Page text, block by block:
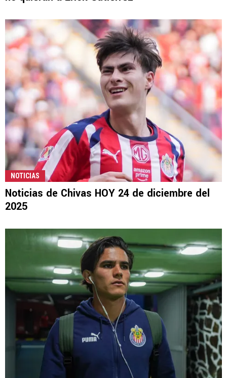
NOTICIAS
Noticias de Chivas HOY 24 de diciembre del
2025